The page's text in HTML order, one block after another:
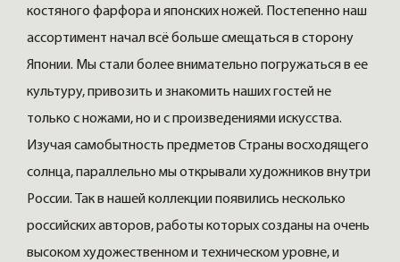
костяного фарфора и японских ножей. Постепенно наш
ассортимент начал всё больше смещаться в сторону
Японии. Мы стали более внимательно погружаться в ее
культуру, привозить и знакомить наших гостей не
только с ножами, но и с произведениями искусства.
Изучая самобытность предметов Страны восходящего
солнца, параллельно мы открывали художников внутри
России. Так в нашей коллекции появились несколько
российских авторов, работы которых созданы на очень
высоком художественном и техническом уровне, и